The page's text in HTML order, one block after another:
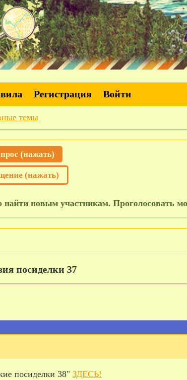
Регистрация Войти
темы
(нажать)
(нажать)
новым участникам. Проголосовать
посиделки 37
посиделки 38" ЗДЕСЬ!